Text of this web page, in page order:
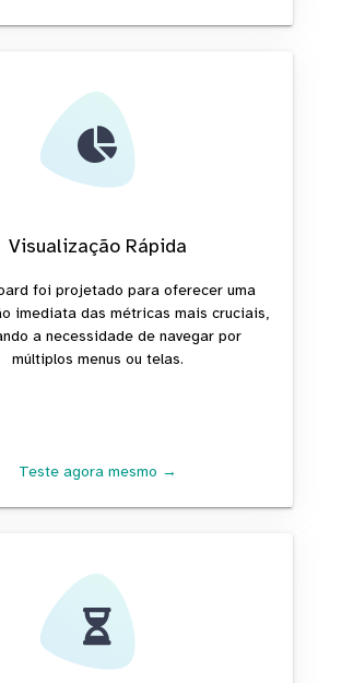
Visualização Rápida
foi projetado para oferecer uma
imediata das métricas mais cruciais,
a necessidade de navegar por
múltiplos menus ou telas.
Teste agora mesmo →